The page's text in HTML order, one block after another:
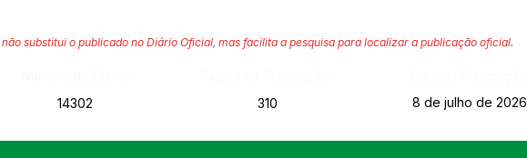
substitui o publicado no Diário Oficial, mas facilita a pesquisa para localizar a publicação oficial.
14302
310 8 de julho de 2026